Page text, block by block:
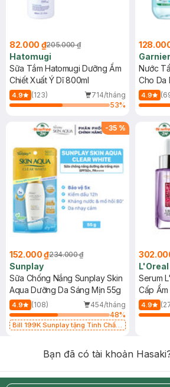
82.000 ₫205.000 ₫
Hatomugi
Sữa Tắm Hatomugi Dưỡng Ẩm
Chiết Xuất Ý Dĩ 800ml
4.9 (123)
714/tháng
53%
Garnier
Nước
Cho Da
(Mới)
4.9
-35 %
152.000 ₫234.000 ₫
Sunplay
Sữa Chống Nắng Sunplay Skin
Aqua Dưỡng Da Sáng Mịn 55g
4.9 (108)
454/tháng
48%
Bill 199K Sunplay tặng Tinh Chất
L'Oreal
Serum
Cấp
4.9
Bạn đã có tài khoản